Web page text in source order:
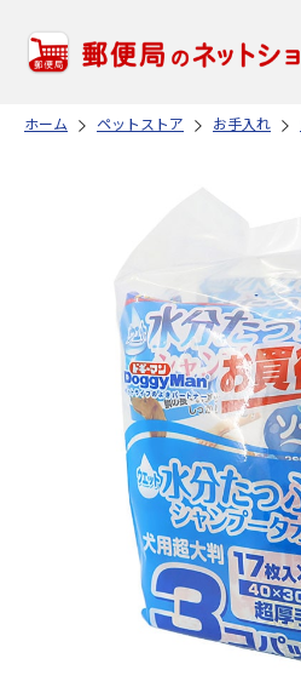
ホーム ペットストア お手入れ